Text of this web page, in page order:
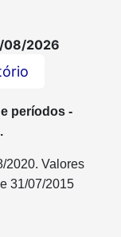
08/2026
períodos -
2020. Valores
31/07/2015